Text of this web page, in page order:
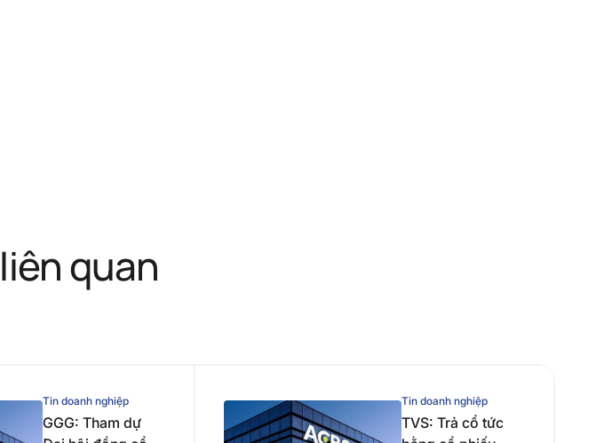
quan
Tin doanh nghiệp
GGG: Tham dự
Tin doanh nghiệp
TVS: Trả cổ tức